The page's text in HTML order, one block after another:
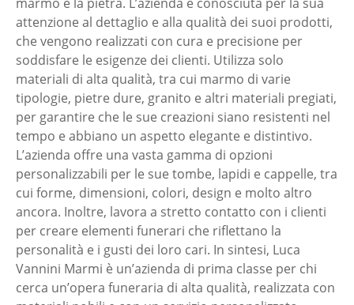
attenzione al dettaglio e alla qualità dei suoi prodotti,
che vengono realizzati con cura e precisione per
soddisfare le esigenze dei clienti. Utilizza solo
materiali di alta qualità, tra cui marmo di varie
tipologie, pietre dure, granito e altri materiali pregiati,
per garantire che le sue creazioni siano resistenti nel
tempo e abbiano un aspetto elegante e distintivo.
L’azienda offre una vasta gamma di opzioni
personalizzabili per le sue tombe, lapidi e cappelle, tra
cui forme, dimensioni, colori, design e molto altro
ancora. Inoltre, lavora a stretto contatto con i clienti
per creare elementi funerari che riflettano la
personalità e i gusti dei loro cari. In sintesi, Luca
Vannini Marmi è un’azienda di prima classe per chi
cerca un’opera funeraria di alta qualità, realizzata con